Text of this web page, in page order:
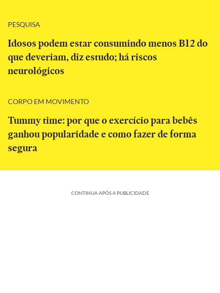
PESQUISA
Idosos podem estar consumindo menos B12 do
que deveriam, diz estudo; há riscos
neurológicos
CORPO EM MOVIMENTO
Tummy time: por que o exercício para bebês
ganhou popularidade e como fazer de forma
segura
CONTINUA APÓS A PUBLICIDADE